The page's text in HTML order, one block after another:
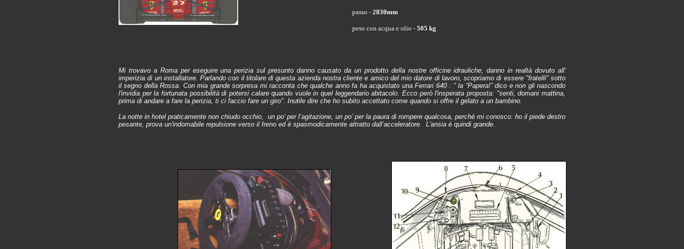
passo - 2830mm
peso con acqua e olio - 505 kg
Mi trovavo a Roma per eseguire una perizia sul presunto danno causato da un prodotto della nostre officine idrauliche, danno in realtà dovuto all'
imperizia di un installatore. Parlando con il titolare di questa azienda nostra cliente e amico del mio datore di lavoro, scopriamo di essere "fratelli" sotto
il segno della Rossa. Con mia grande sorpresa mi racconta che qualche anno fa ha acquistato una Ferrari 640 : " la “Papera!” dico e non gli nascondo
l'invidia per la fortunata possibilità di potersi calare quando vuole in quel leggendario abitacolo. Ecco però l'insperata proposta: "senti, domani mattina,
prima di andare a fare la perizia, ti ci faccio fare un giro". Inutile dire che ho subito accettato come quando si offre il gelato a un bambino.
La notte in hotel praticamente non chiudo occhio, un po’ per l’agitazione, un po’ per la paura di rompere qualcosa, perché mi conosco: ho il piede destro
pesante, prova un'indomabile repulsione verso il freno ed è spasmodicamente attratto dall’acceleratore. L'ansia è quindi grande.